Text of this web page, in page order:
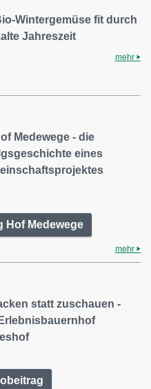
Wintergemüse fit durch
Jahreszeit
mehr
Medewege - die
eines
Hof Medewege
mehr
statt zuschauen -